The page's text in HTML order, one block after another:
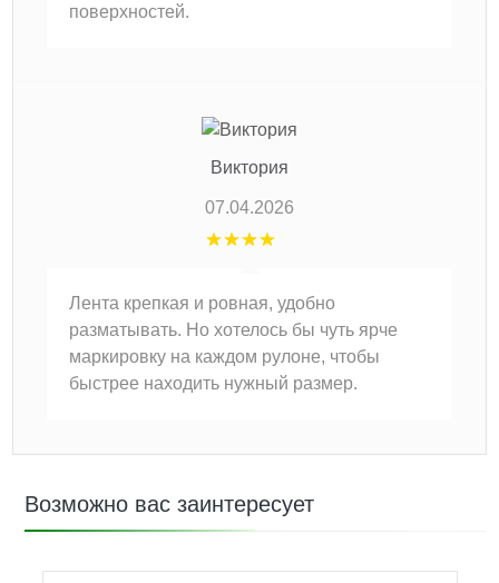
поверхностей.
Виктория
07.04.2026
Лента крепкая и ровная, удобно
разматывать. Но хотелось бы чуть ярче
маркировку на каждом рулоне, чтобы
быстрее находить нужный размер.
Возможно вас заинтересует